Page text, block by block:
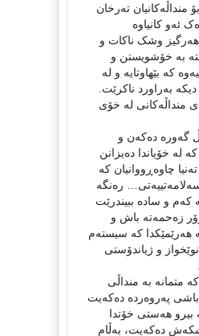
منداڵەکانیان تەرخان
ئەو کانیاوە
وشک ناکات و
بە خۆشویستن و
کە بێهاوتایە و لە
بەراورد ناکرێت.
منداڵەکانی لە خۆی
گەورە دەکەن و
لە خۆیاندا دەیزانن
چاوەڕووانیان کە
رەنگە
کەم و سادە ببیندرێت
زۆر زەحمەتە باش و
هەرێمێکدا کە سیستەم
و ژیاندۆستی
متمانە بە منداڵی
پەروەردە دەکەیت
بیرو هەستی خۆتدا
دەکەیت، بەڵام